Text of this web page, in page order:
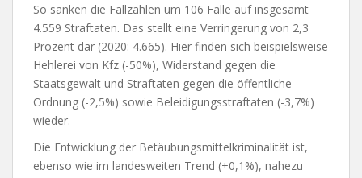
So sanken die Fallzahlen um 106 Fälle auf insgesamt
4.559 Straftaten. Das stellt eine Verringerung von 2,3
Prozent dar (2020: 4.665). Hier finden sich beispielsweise
Hehlerei von Kfz (-50%), Widerstand gegen die
Staatsgewalt und Straftaten gegen die öffentliche
Ordnung (-2,5%) sowie Beleidigungsstraftaten (-3,7%)
wieder.
Die Entwicklung der Betäubungsmittelkriminalität ist,
ebenso wie im landesweiten Trend (+0,1%), nahezu